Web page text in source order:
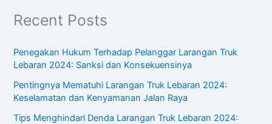
Recent Posts
Penegakan Hukum Terhadap Pelanggar Larangan Truk
Lebaran 2024: Sanksi dan Konsekuensinya
Pentingnya Mematuhi Larangan Truk Lebaran 2024:
Keselamatan dan Kenyamanan Jalan Raya
Tips Menghindari Denda Larangan Truk Lebaran 2024: